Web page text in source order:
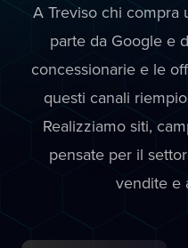
A Treviso chi compra
parte da Google e
concessionarie e le
questi canali
Realizziamo siti,
pensate per il
vendite e